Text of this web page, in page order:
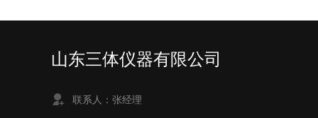
山东三体仪器有限公司
联系人：张经理